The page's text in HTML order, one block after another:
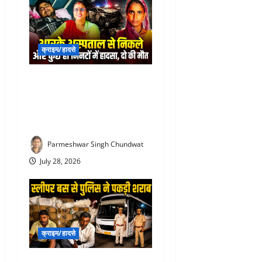
क्राइम/हादसे
Parmeshwar Singh Chundwat
July 28, 2026
क्राइम/हादसे